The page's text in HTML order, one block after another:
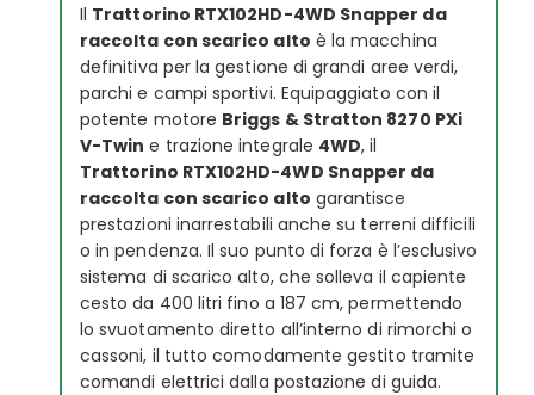
Il Trattorino RTX102HD-4WD Snapper da
raccolta con scarico alto è la macchina
definitiva per la gestione di grandi aree verdi,
parchi e campi sportivi. Equipaggiato con il
potente motore Briggs & Stratton 8270 PXi
V-Twin e trazione integrale 4WD, il
Trattorino RTX102HD-4WD Snapper da
raccolta con scarico alto garantisce
prestazioni inarrestabili anche su terreni difficili
o in pendenza. Il suo punto di forza è l’esclusivo
sistema di scarico alto, che solleva il capiente
cesto da 400 litri fino a 187 cm, permettendo
lo svuotamento diretto all’interno di rimorchi o
cassoni, il tutto comodamente gestito tramite
comandi elettrici dalla postazione di guida.